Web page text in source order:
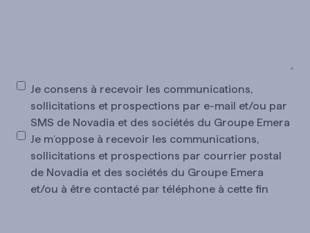
Consentement
Je consens à recevoir les communications,
sollicitations et prospections par e-mail et/ou par
SMS de Novadia et des sociétés du Groupe Emera
Je m’oppose à recevoir les communications,
sollicitations et prospections par courrier postal
de Novadia et des sociétés du Groupe Emera
et/ou à être contacté par téléphone à cette fin